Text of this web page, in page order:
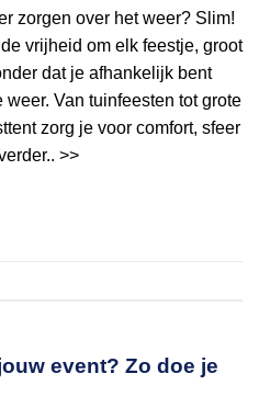
zorgen over het weer? Slim!
vrijheid om elk feestje, groot
dat je afhankelijk bent
Van tuinfeesten tot grote
zorg je voor comfort, sfeer
>>
event? Zo doe je